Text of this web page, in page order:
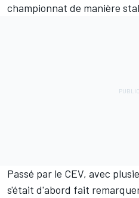
championnat de manière
Passé par le CEV, avec
s'était d'abord fait